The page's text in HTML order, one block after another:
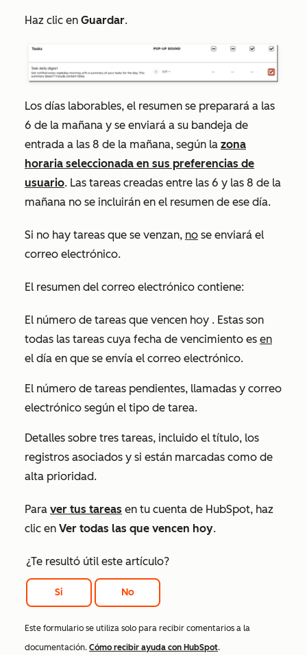
Haz clic en Guardar.
Los días laborables, el resumen se preparará a las
6 de la mañana y se enviará a su bandeja de
entrada a las 8 de la mañana, según la zona
horaria seleccionada en sus preferencias de
usuario. Las tareas creadas entre las 6 y las 8 de la
mañana no se incluirán en el resumen de ese día.
Si no hay tareas que se venzan, no se enviará el
correo electrónico.
El resumen del correo electrónico contiene:
El número de tareas que vencen hoy . Estas son
todas las tareas cuya fecha de vencimiento es en
el día en que se envía el correo electrónico.
El número de tareas pendientes, llamadas y correo
electrónico según el tipo de tarea.
Detalles sobre tres tareas, incluido el título, los
registros asociados y si están marcadas como de
alta prioridad.
Para ver tus tareas en tu cuenta de HubSpot, haz
clic en Ver todas las que vencen hoy.
¿Te resultó útil este artículo?
Si No
Este formulario se utiliza solo para recibir comentarios a la
documentación. Cómo recibir ayuda con HubSpot.